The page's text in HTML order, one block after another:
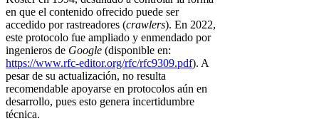
en que el contenido ofrecido puede ser
accedido por rastreadores (crawlers). En 2022,
este protocolo fue ampliado y enmendado por
ingenieros de Google (disponible en:
https://www.rfc-editor.org/rfc/rfc9309.pdf). A
pesar de su actualización, no resulta
recomendable apoyarse en protocolos aún en
desarrollo, pues esto genera incertidumbre
técnica.